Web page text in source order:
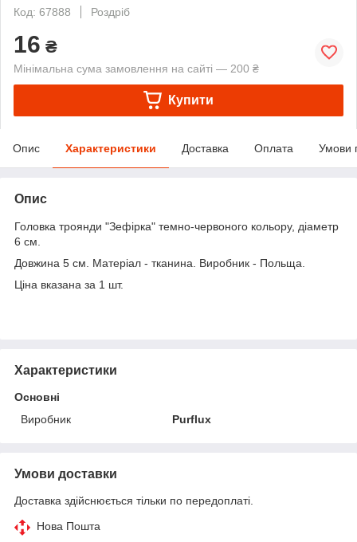
Код: 67888
Роздріб
16 ₴
Мінімальна сума замовлення на сайті — 200 ₴
Купити
Опис Характеристики Доставка Оплата Умови
Опис
Головка троянди "Зефірка" темно-червоного кольору, діаметр
6 см.
Довжина 5 см. Матеріал - тканина. Виробник - Польща.
Ціна вказана за 1 шт.
Характеристики
Основні
Виробник
Purflux
Умови доставки
Доставка здійснюється тільки по передоплаті.
Нова Пошта